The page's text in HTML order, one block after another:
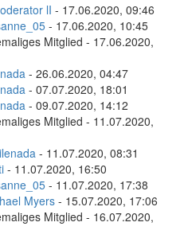
lI - 17.06.2020, 09:46
- 17.06.2020, 10:45
Mitglied - 17.06.2020,
- 26.06.2020, 04:47
- 07.07.2020, 18:01
- 09.07.2020, 14:12
Mitglied - 11.07.2020,
- 11.07.2020, 08:31
- 11.07.2020, 16:50
- 11.07.2020, 17:38
Myers- 15.07.2020, 17:06
Mitglied - 16.07.2020,